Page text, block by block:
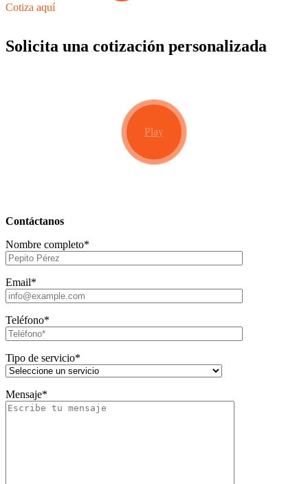
Cotiza aquí
Solicita una cotización personalizada
Play
Contáctanos
Nombre completo*
Email*
Teléfono*
Tipo de servicio*
Mensaje*